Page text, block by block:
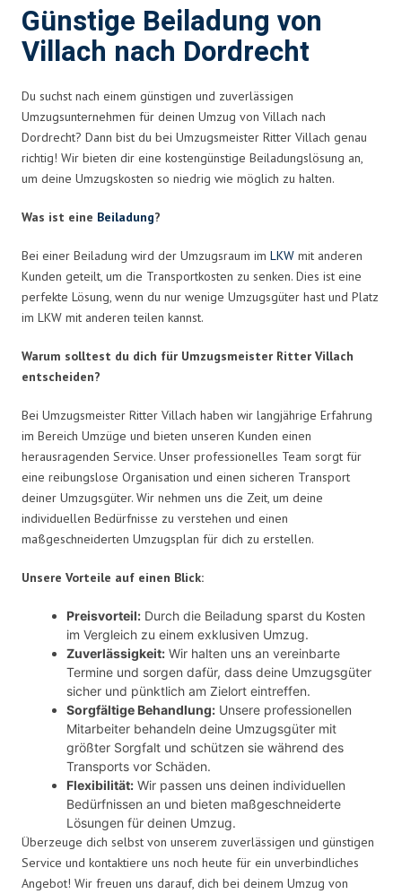
Günstige Beiladung von
Villach nach Dordrecht
Du suchst nach einem günstigen und zuverlässigen
Umzugsunternehmen für deinen Umzug von Villach nach
Dordrecht? Dann bist du bei Umzugsmeister Ritter Villach genau
richtig! Wir bieten dir eine kostengünstige Beiladungslösung an,
um deine Umzugskosten so niedrig wie möglich zu halten.
Was ist eine Beiladung?
Bei einer Beiladung wird der Umzugsraum im LKW mit anderen
Kunden geteilt, um die Transportkosten zu senken. Dies ist eine
perfekte Lösung, wenn du nur wenige Umzugsgüter hast und Platz
im LKW mit anderen teilen kannst.
Warum solltest du dich für Umzugsmeister Ritter Villach
entscheiden?
Bei Umzugsmeister Ritter Villach haben wir langjährige Erfahrung
im Bereich Umzüge und bieten unseren Kunden einen
herausragenden Service. Unser professionelles Team sorgt für
eine reibungslose Organisation und einen sicheren Transport
deiner Umzugsgüter. Wir nehmen uns die Zeit, um deine
individuellen Bedürfnisse zu verstehen und einen
maßgeschneiderten Umzugsplan für dich zu erstellen.
Unsere Vorteile auf einen Blick:
Preisvorteil: Durch die Beiladung sparst du Kosten
im Vergleich zu einem exklusiven Umzug.
Zuverlässigkeit: Wir halten uns an vereinbarte
Termine und sorgen dafür, dass deine Umzugsgüter
sicher und pünktlich am Zielort eintreffen.
Sorgfältige Behandlung: Unsere professionellen
Mitarbeiter behandeln deine Umzugsgüter mit
größter Sorgfalt und schützen sie während des
Transports vor Schäden.
Flexibilität: Wir passen uns deinen individuellen
Bedürfnissen an und bieten maßgeschneiderte
Lösungen für deinen Umzug.
Überzeuge dich selbst von unserem zuverlässigen und günstigen
Service und kontaktiere uns noch heute für ein unverbindliches
Angebot! Wir freuen uns darauf, dich bei deinem Umzug von